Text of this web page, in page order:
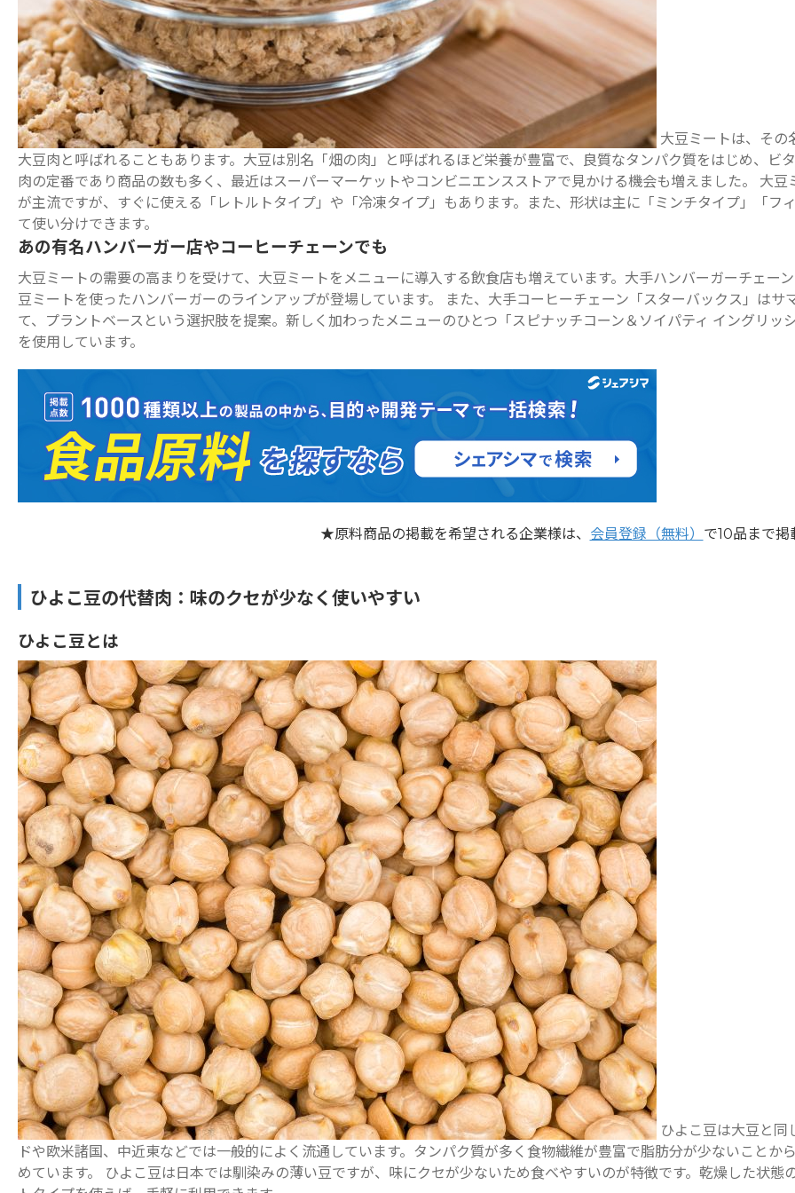
大豆ミートは、その
大豆肉と呼ばれることもあります。大豆は別名「畑の肉」と呼ばれるほど栄養が豊富で、良質なタンパク質をはじめ、ビ
肉の定番であり商品の数も多く、最近はスーパーマーケットやコンビニエンスストアで見かける機会も増えました。 大豆
が主流ですが、すぐに使える「レトルトタイプ」や「冷凍タイプ」もあります。また、形状は主に「ミンチタイプ」「フ
て使い分けできます。
あの有名ハンバーガー店やコーヒーチェーンでも
大豆ミートの需要の高まりを受けて、大豆ミートをメニューに導入する飲食店も増えています。大手ハンバーガーチェー
豆ミートを使ったハンバーガーのラインアップが登場しています。 また、大手コーヒーチェーン「スターバックス」は
て、プラントベースという選択肢を提案。新しく加わったメニューのひとつ「スピナッチコーン＆ソイパティ イングリッ
を使用しています。
★原料商品の掲載を希望される企業様は、 会員登録（無料） で10品まで掲
ひよこ豆の代替肉：味のクセが少なく使いやすい
ひよこ豆とは
ひよこ豆は大豆と同
ドや欧米諸国、中近東などでは一般的によく流通しています。タンパク質が多く食物繊維が豊富で脂肪分が少ないこと
めています。 ひよこ豆は日本では馴染みの薄い豆ですが、味にクセが少ないため食べやすいのが特徴です。乾燥した状